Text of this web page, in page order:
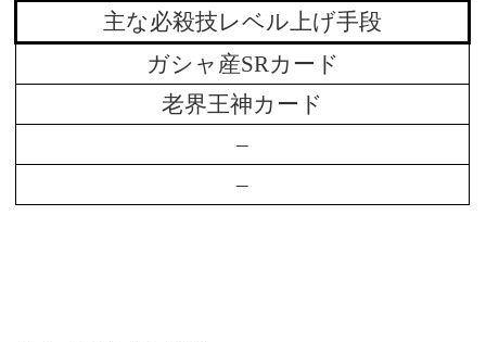
主な必殺技レベル上げ手段
ガシャ産SRカード
老界王神カード
–
–